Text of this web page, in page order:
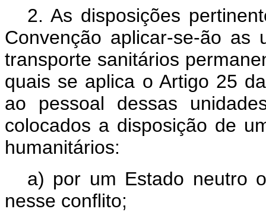
2. As disposições
Convenção aplicar-se-ão as
transporte sanitários
quais se aplica o Artigo 25
ao pessoal dessas
colocados a disposição de
humanitários:
a) por um Estado neutro
nesse conflito;